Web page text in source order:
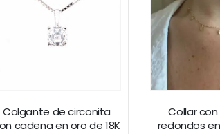
Colgante de circonita
cadena en oro de 18K
Collar
redondos